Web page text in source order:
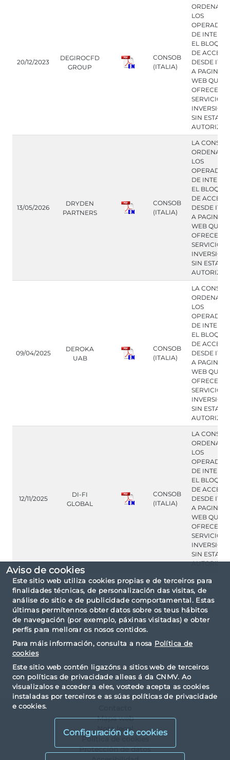
Aviso de cookies
Este sitio web utiliza cookies propias e de terceiros para
finalidades técnicas, de personalización das visitas, de
análise do sitio e de publicidade comportamental. Estas
últimas permítennos obter datos sobre os teus hábitos
de navegación (por exemplo, páxinas visitadas) e obter
perfís para mellorar os nosos contidos.
Para máis información, consulta a nosa Política de
cookies
Este sitio web contén ligazóns a sitios web de terceiros
con políticas de privacidade alleas á da CNMV. Ao
visualizalos e acceder a eles, vostede acepta as cookies
instaladas por terceiros e as súas políticas de privacidade
e cookies.
Configuración de cookies
20/12/2023
DEGIROCFD
GROUP
CONSOB
(ITALIA)
ORDENA A
LOS
DE
EL
DE ACCESO
DESDE
A PAGINAS
WEB QUE
OFRECEN
SERVICIOS
INVERSION
SIN ESTAR
13/05/2026
DRYDEN
PARTNERS
CONSOB
(ITALIA)
LA CONSOB
ORDENA A
LOS
DE
EL
DE ACCESO
DESDE
A PAGINAS
WEB QUE
OFRECEN
SERVICIOS
INVERSION
SIN ESTAR
09/04/2025
DEROKA
UAB
CONSOB
(ITALIA)
LA CONSOB
ORDENA A
LOS
DE
EL
DE ACCESO
DESDE
A PAGINAS
WEB QUE
OFRECEN
SERVICIOS
INVERSION
SIN ESTAR
12/11/2025
DI-FI
GLOBAL
CONSOB
(ITALIA)
LA CONSOB
ORDENA A
LOS
DE
EL
DE ACCESO
DESDE
A PAGINAS
WEB QUE
OFRECEN
SERVICIOS
INVERSION
SIN ESTAR
Criterios de consulta: por tipo No autorizadas,
por inicial D.
Mapa web
Nota legal
Política de cookies
Protección de datos